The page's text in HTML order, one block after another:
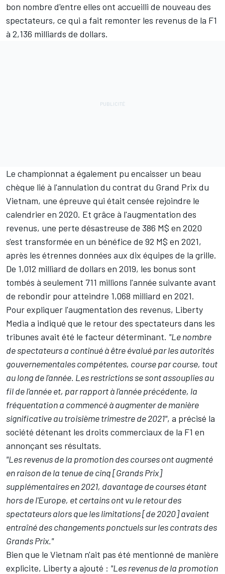
bon nombre d'entre elles ont accueilli de nouveau des
spectateurs, ce qui a fait remonter les revenus de la F1
à 2,136 milliards de dollars.
Le championnat a également pu encaisser un beau
chèque lié à l'annulation du contrat du Grand Prix du
Vietnam, une épreuve qui était censée rejoindre le
calendrier en 2020. Et grâce à l'augmentation des
revenus, une perte désastreuse de 386 M$ en 2020
s'est transformée en un bénéfice de 92 M$ en 2021,
après les étrennes données aux dix équipes de la grille.
De 1,012 milliard de dollars en 2019, les bonus sont
tombés à seulement 711 millions l'année suivante avant
de rebondir pour atteindre 1,068 milliard en 2021.
Pour expliquer l'augmentation des revenus, Liberty
Media a indiqué que le retour des spectateurs dans les
tribunes avait été le facteur déterminant. "Le nombre
de spectateurs a continué à être évalué par les autorités
gouvernementales compétentes, course par course, tout
au long de l'année. Les restrictions se sont assouplies au
fil de l'année et, par rapport à l'année précédente, la
fréquentation a commencé à augmenter de manière
significative au troisième trimestre de 2021", a précisé la
société détenant les droits commerciaux de la F1 en
annonçant ses résultats.
"Les revenus de la promotion des courses ont augmenté
en raison de la tenue de cinq [Grands Prix]
supplémentaires en 2021, davantage de courses étant
hors de l'Europe, et certains ont vu le retour des
spectateurs alors que les limitations [de 2020] avaient
entraîné des changements ponctuels sur les contrats des
Grands Prix."
Bien que le Vietnam n'ait pas été mentionné de manière
explicite, Liberty a ajouté : "Les revenus de la promotion